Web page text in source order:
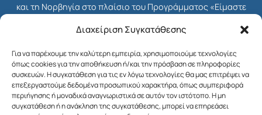
Διαχείριση Συγκατάθεσης
Για να παρέχουμε την καλύτερη εμπειρία, χρησιμοποιούμε τεχνολογίες
όπως cookies για την αποθήκευση ή/και την πρόσβαση σε πληροφορίες
συσκευών. Η συγκατάθεση για τις εν λόγω τεχνολογίες θα μας επιτρέψει να
επεξεργαστούμε δεδομένα προσωπικού χαρακτήρα, όπως συμπεριφορά
περιήγησης ή μοναδικά αναγνωριστικά σε αυτόν τον ιστότοπο. Η μη
συγκατάθεση ή η ανάκληση της συγκατάθεσης, μπορεί να επηρεάσει
και τη Νορβηγία στο πλαίσιο του Προγράμματος «Είμαστε
Χρηματοδοτικού Μηχανισμού του ΕΟΧ για την Ελλάδα,
Προγράμματος ήταν το Ίδρυμα Μποδοσάκη.
Στόχος του Προγράμματος ήταν η ενδυνάμωση της κοινωνίας
των πολιτών στη χώρα μας και η ενίσχυση της κοινωνικής
δικαιοσύνης, της δημοκρατίας και της βιώσιμης ανάπτυξης.